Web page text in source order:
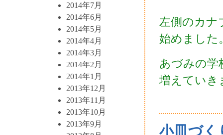
2014年7月
2014年6月
2014年5月
2014年4月
2014年3月
2014年2月
2014年1月
2013年12月
2013年11月
2013年10月
2013年9月
左側のカナ
始めました
あづみの学
増えていき
小皿づく